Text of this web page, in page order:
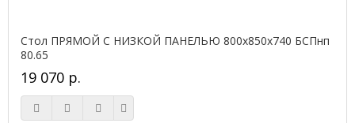
Стол ПРЯМОЙ С НИЗКОЙ ПАНЕЛЬЮ 800х850х740 БСПнп
80.65
19 070 р.